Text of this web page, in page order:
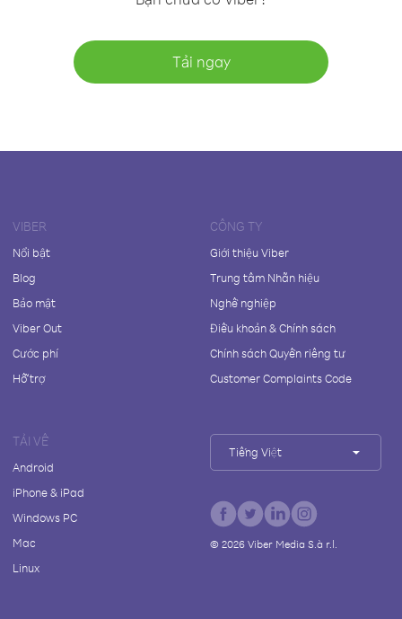
Tải ngay
VIBER
Nổi bật
Blog
Bảo mật
Viber Out
Cước phí
Hỗ trợ
CÔNG TY
Giới thiệu Viber
Trung tâm Nhãn hiệu
Nghề nghiệp
Điều khoản & Chính sách
Chính sách Quyền riêng tư
Customer Complaints Code
TẢI VỀ
Android
iPhone & iPad
Windows PC
Mac
Linux
Tiếng Việt
© 2026Viber Media S.à r.l.